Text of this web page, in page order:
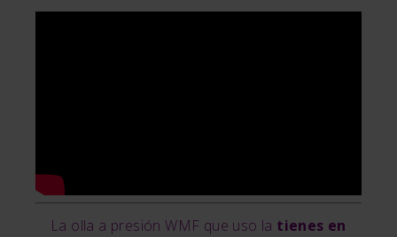
La olla a presión WMF que uso la tienes en